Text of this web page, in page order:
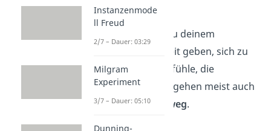
aufregt.“
Außerdem solltest du deinem
Gegenüber etwas Zeit geben, sich zu
beruhigen. Denn Gefühle, die
zugelassen werden, gehen meist auch
von alleine wieder weg.
Instanzenmode
ll Freud
2/7 – Dauer: 03:29
Milgram
Experiment
3/7 – Dauer: 05:10
Dunning-